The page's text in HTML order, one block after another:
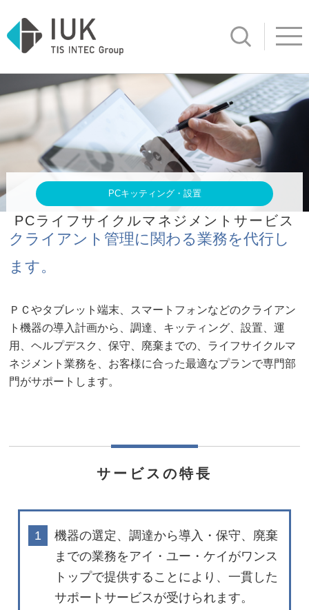
サイト内
PCキッティング・設置
PCライフサイクルマネジメントサービス
クライアント管理に関わる業務を代行し
ます。
ＰＣやタブレット端末、スマートフォンなどのクライアン
ト機器の導入計画から、調達、キッティング、設置、運
用、ヘルプデスク、保守、廃棄までの、ライフサイクルマ
ネジメント業務を、お客様に合った最適なプランで専門部
門がサポートします。
サービスの特長
1
機器の選定、調達から導入・保守、廃棄
までの業務をアイ・ユー・ケイがワンス
トップで提供することにより、一貫した
サポートサービスが受けられます。